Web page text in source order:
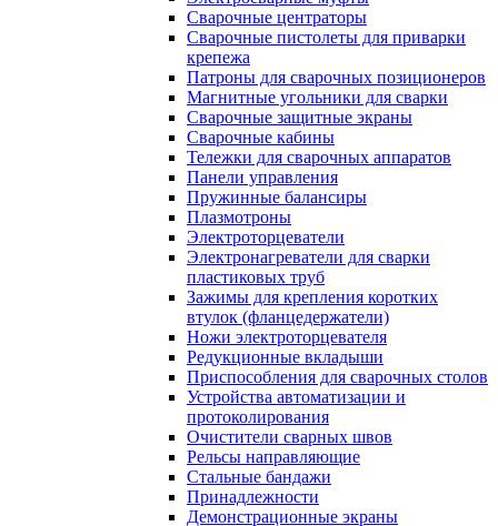
Сварочные центраторы
Сварочные пистолеты для приварки
крепежа
Патроны для сварочных позиционеров
Магнитные угольники для сварки
Сварочные защитные экраны
Сварочные кабины
Тележки для сварочных аппаратов
Панели управления
Пружинные балансиры
Плазмотроны
Электроторцеватели
Электронагреватели для сварки
пластиковых труб
Зажимы для крепления коротких
втулок (фланцедержатели)
Ножи электроторцевателя
Редукционные вкладыши
Приспособления для сварочных столов
Устройства автоматизации и
протоколирования
Очистители сварных швов
Рельсы направляющие
Стальные бандажи
Принадлежности
Демонстрационные экраны